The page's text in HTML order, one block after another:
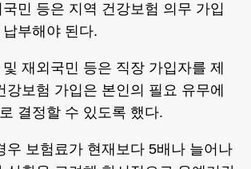
민 등은 지역 건강보험 의무 가입
부해야 된다.
재외국민 등은 직장 가입자를 제
강보험 가입은 본인의 필요 유무에
결정할 수 있도록 했다.
우 보험료가 현재보다 5배나 늘어나